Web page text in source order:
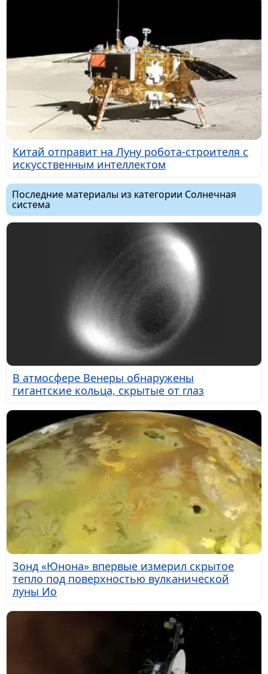
Китай отправит на Луну робота-строителя с
искусственным интеллектом
Последние материалы из категории Солнечная
система
В атмосфере Венеры обнаружены
гигантские кольца, скрытые от глаз
Зонд «Юнона» впервые измерил скрытое
тепло под поверхностью вулканической
луны Ио